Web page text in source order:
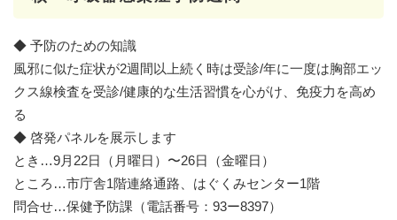
◆ 予防のための知識
風邪に似た症状が2週間以上続く時は受診/年に一度は胸部エッ
クス線検査を受診/健康的な生活習慣を心がけ、免疫力を高め
る
◆ 啓発パネルを展示します
とき…9月22日（月曜日）〜26日（金曜日）
ところ…市庁舎1階連絡通路、はぐくみセンター1階
問合せ…保健予防課（電話番号：93ー8397）